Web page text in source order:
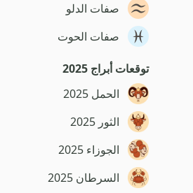
صفات الدلو
صفات الحوت
توقعات أبراج 2025
الحمل 2025
الثور 2025
الجوزاء 2025
السرطان 2025